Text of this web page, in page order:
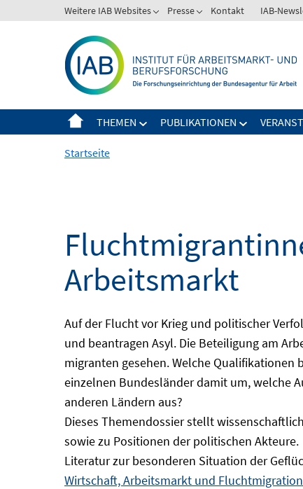
zum
Weitere IAB Websites Presse Kontakt IAB-
THEMEN PUBLIKATIONEN
Startseite
Arbeitsmarkt
Auf der Flucht vor Krieg und politischer
und beantragen Asyl. Die Beteiligung am
migranten gesehen. Welche
einzelnen Bundesländer damit um, welche
anderen Ländern aus?
Dieses Themendossier stellt
sowie zu Positionen der politischen Akteure.
Literatur zur besonderen Situation der
Wirtschaft, Arbeitsmarkt und